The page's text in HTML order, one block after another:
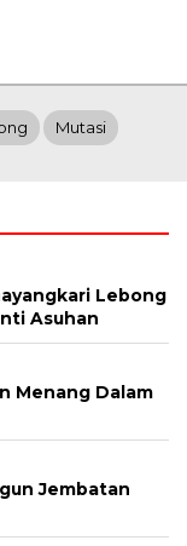
Mutasi
Lebong
Asuhan
Menang Dalam
Jembatan